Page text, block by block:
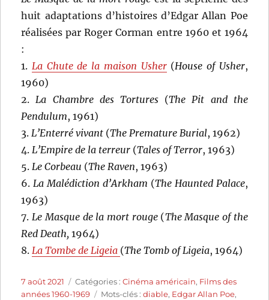
huit adaptations d’histoires d’Edgar Allan Poe
réalisées par Roger Corman entre 1960 et 1964
:
1. La Chute de la maison Usher(House of Usher,
1960)
2. La Chambre des Tortures (The Pit and the
Pendulum, 1961)
3. L’Enterré vivant (The Premature Burial, 1962)
4. L’Empire de la terreur (Tales of Terror, 1963)
5. Le Corbeau (The Raven, 1963)
6. La Malédiction d’Arkham (The Haunted Palace,
1963)
7. Le Masque de la mort rouge(The Masque of the
Red Death,1964)
8. La Tombe de Ligeia (The Tomb of Ligeia, 1964)
Publié
le
7 août 2021 Catégories
Catégories :Cinéma américain, Films des
années 1960-1969
Étiquettes
Mots-clés :diable, Edgar Allan Poe,